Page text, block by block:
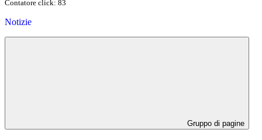
Contatore click: 83
Notizie
Gruppo di pagine